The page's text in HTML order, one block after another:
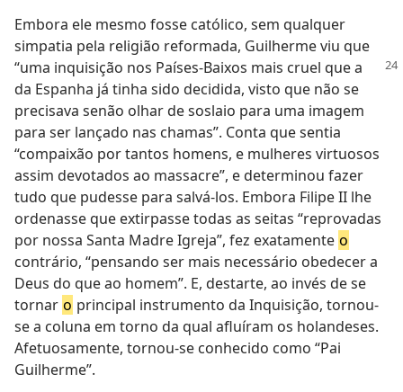
Embora ele mesmo fosse católico, sem qualquer
simpatia pela religião reformada, Guilherme viu que
“uma inquisição nos Países-Baixos mais cruel que a
da Espanha já tinha sido decidida, visto que não se
precisava senão olhar de soslaio para uma imagem
para ser lançado nas chamas”. Conta que sentia
“compaixão por tantos homens, e mulheres virtuosos
assim devotados ao massacre”, e determinou fazer
tudo que pudesse para salvá-los. Embora Filipe II lhe
ordenasse que extirpasse todas as seitas “reprovadas
por nossa Santa Madre Igreja”, fez exatamente o
contrário, “pensando ser mais necessário obedecer a
Deus do que ao homem”. E, destarte, ao invés de se
tornar o principal instrumento da Inquisição, tornou-
se a coluna em torno da qual afluíram os holandeses.
Afetuosamente, tornou-se conhecido como “Pai
Guilherme”.